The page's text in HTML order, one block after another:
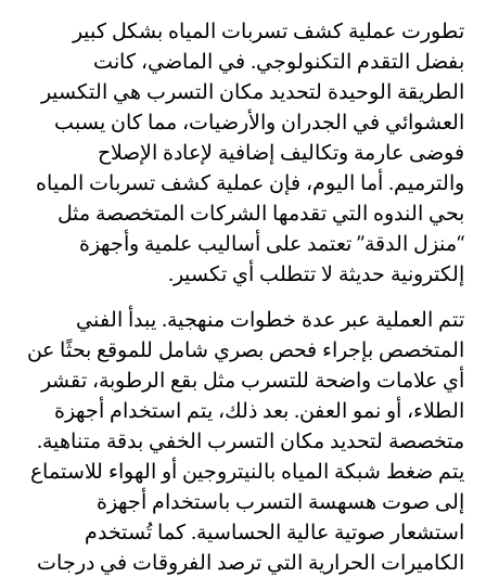
تطورت عملية كشف تسربات المياه بشكل كبير
بفضل التقدم التكنولوجي. في الماضي، كانت
الطريقة الوحيدة لتحديد مكان التسرب هي التكسير
العشوائي في الجدران والأرضيات، مما كان يسبب
فوضى عارمة وتكاليف إضافية لإعادة الإصلاح
والترميم. أما اليوم، فإن عملية كشف تسربات المياه
بحي الندوه التي تقدمها الشركات المتخصصة مثل
“منزل الدقة” تعتمد على أساليب علمية وأجهزة
إلكترونية حديثة لا تتطلب أي تكسير.
تتم العملية عبر عدة خطوات منهجية. يبدأ الفني
المتخصص بإجراء فحص بصري شامل للموقع بحثًا عن
أي علامات واضحة للتسرب مثل بقع الرطوبة، تقشر
الطلاء، أو نمو العفن. بعد ذلك، يتم استخدام أجهزة
متخصصة لتحديد مكان التسرب الخفي بدقة متناهية.
يتم ضغط شبكة المياه بالنيتروجين أو الهواء للاستماع
إلى صوت هسهسة التسرب باستخدام أجهزة
استشعار صوتية عالية الحساسية. كما تُستخدم
الكاميرات الحرارية التي ترصد الفروقات في درجات